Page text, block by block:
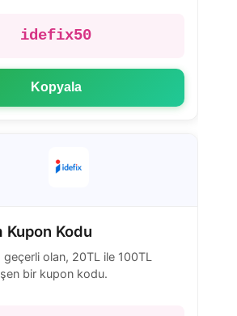
idefix50
Kopyala
Kodu
olan, 20TL ile 100TL
bir kupon kodu.